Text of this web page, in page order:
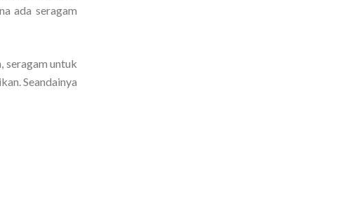
ada seragam
seragam untuk
Seandainya